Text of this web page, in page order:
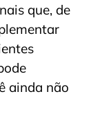
que, de
ainda não